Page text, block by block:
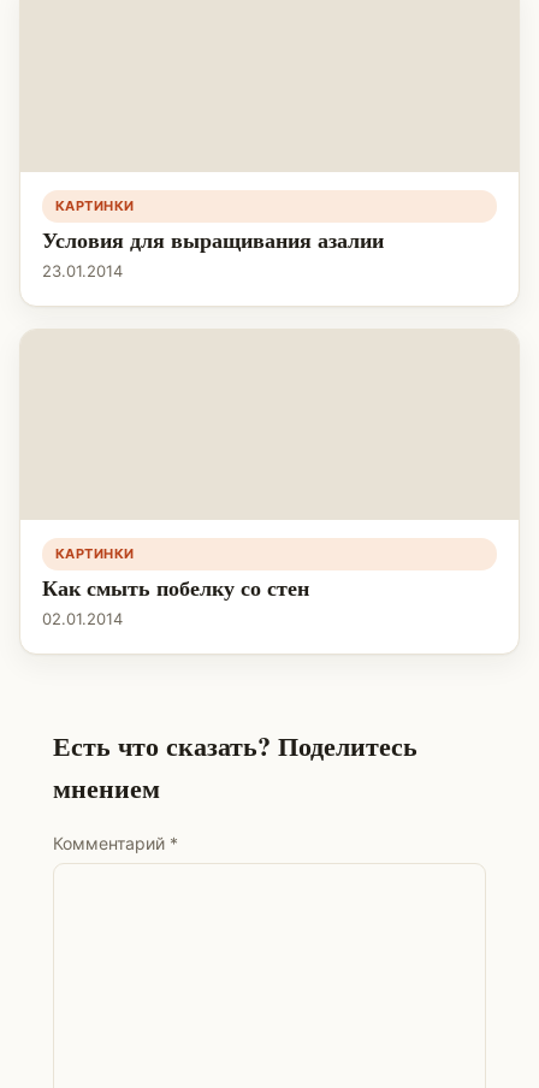
КАРТИНКИ
Условия для выращивания азалии
23.01.2014
КАРТИНКИ
Как смыть побелку со стен
02.01.2014
Есть что сказать? Поделитесь
мнением
Комментарий *